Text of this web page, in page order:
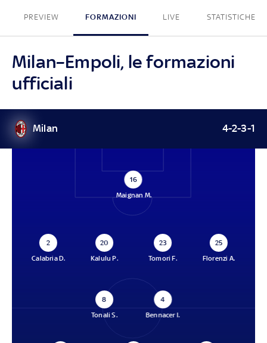
PREVIEW FORMAZIONI LIVE STATISTICHE
Milan–Empoli, le formazioni
ufficiali
Milan 4-2-3-1
16
Maignan M.
2
Calabria D.
20
Kalulu P.
23
Tomori F.
25
Florenzi A.
8
Tonali S.
4
Bennacer I.